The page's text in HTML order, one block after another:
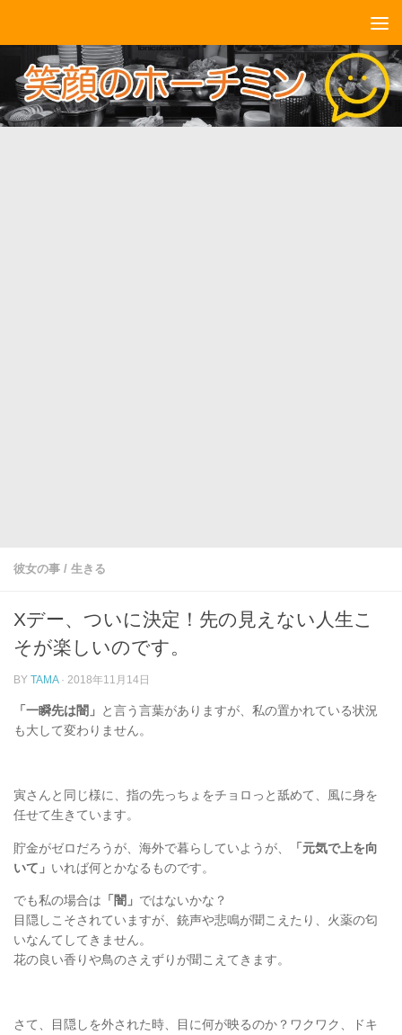
彼女の事 / 生きる
Xデー、ついに決定！先の見えない人生こ
そが楽しいのです。
BY TAMA · 2018年11月14日
「一瞬先は闇」 と言う言葉がありますが、私の置かれている状況
も大して変わりません。
寅さんと同じ様に、指の先っちょをチョロっと舐めて、風に身を
任せて生きています。
貯金がゼロだろうが、海外で暮らしていようが、
「元気で上を向
いて」 いれば何とかなるものです。
でも私の場合は 「闇」 ではないかな？
目隠しこそされていますが、銃声や悲鳴が聞こえたり、火薬の匂
いなんてしてきません。
花の良い香りや鳥のさえずりが聞こえてきます。
さて、目隠しを外された時、目に何が映るのか？ワクワク、ドキ